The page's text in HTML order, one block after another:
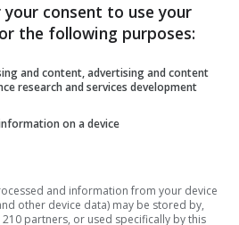
consent to use your
the following purposes:
and content, advertising and content
research and services development
on a device
and information from your device
other device data) may be stored by,
partners, or used specifically by this